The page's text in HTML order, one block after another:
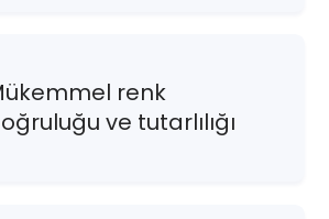
renk
ve tutarlılığı